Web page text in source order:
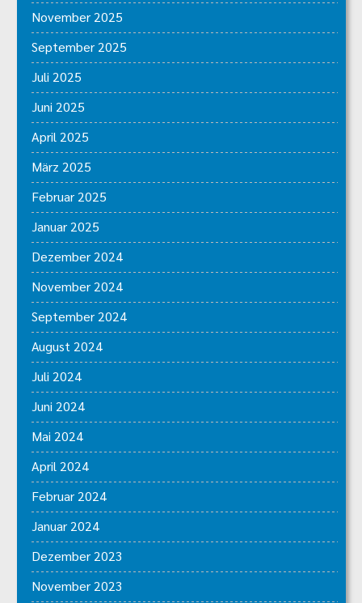
November 2025
September 2025
Juli 2025
Juni 2025
April 2025
März 2025
Februar 2025
Januar 2025
Dezember 2024
November 2024
September 2024
August 2024
Juli 2024
Juni 2024
Mai 2024
April 2024
Februar 2024
Januar 2024
Dezember 2023
November 2023